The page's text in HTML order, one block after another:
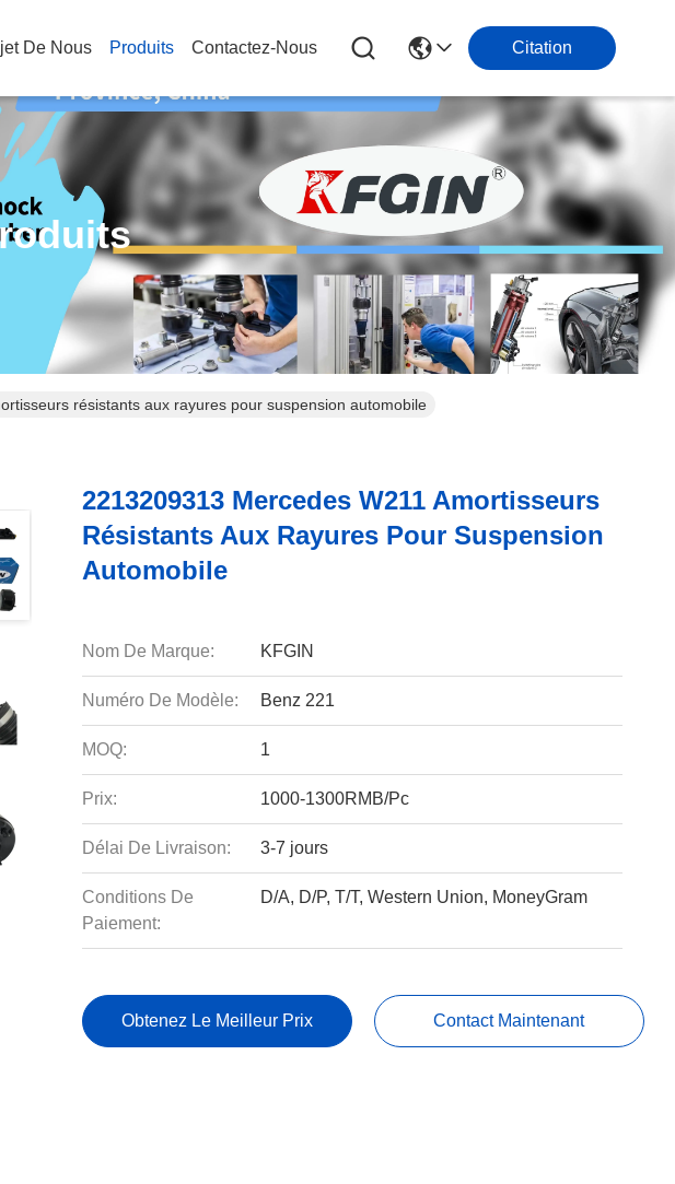
De Nous Produits Contactez-Nous Citation
résistants aux rayures pour suspension automobile
2213209313 Mercedes W211 Amortisseurs
Résistants Aux Rayures Pour Suspension
Automobile
Nom De Marque: KFGIN
Numéro De Modèle: Benz 221
MOQ: 1
Prix: 1000-1300RMB/Pc
Délai De Livraison: 3-7 jours
Conditions De
Paiement:
D/A, D/P, T/T, Western Union, MoneyGram
Obtenez Le Meilleur Prix Contact Maintenant